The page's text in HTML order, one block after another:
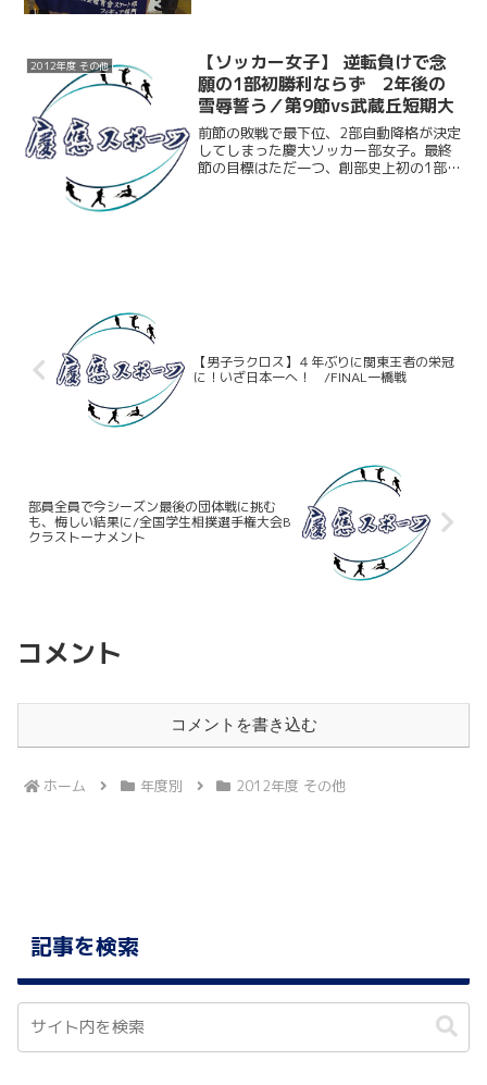
果たした。...
2012年度 その他
【ソッカー女子】 逆転負けで念
願の1部初勝利ならず 2年後の
雪辱誓う／第9節vs武蔵丘短期大
前節の敗戦で最下位、2部自動降格が決定
してしまった慶大ソッカー部女子。最終
節の目標はただ一つ、創部史上初の1部リ
【男子ラクロス】４年ぶりに関東王者の栄冠
に！いざ日本一へ！ /FINAL一橋戦
部員全員で今シーズン最後の団体戦に挑む
も、悔しい結果に/全国学生相撲選手権大会B
クラストーナメント
コメント
コメントを書き込む
ホーム 年度別 2012年度 その他
記事を検索